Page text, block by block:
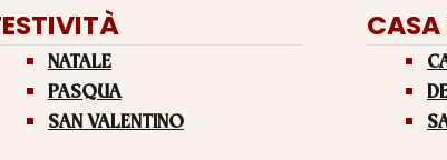
NATALE
PASQUA
SAN VALENTINO
CASA